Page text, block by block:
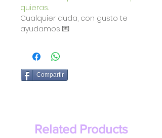
quieras.
Cualquier duda, con gusto te
ayudamos 💌
Compartir
Related Products